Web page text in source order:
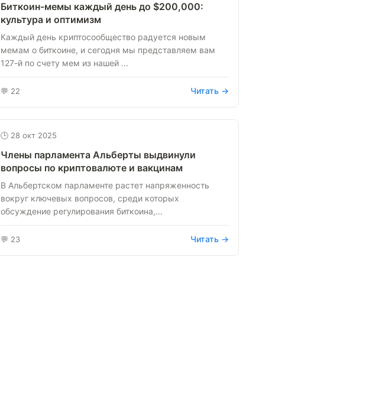
Биткоин-мемы каждый день до $200,000:
культура и оптимизм
Каждый день криптосообщество радуется новым
мемам о биткоине, и сегодня мы представляем вам
127-й по счету мем из нашей ...
💬 22 Читать →
🕒 28 окт 2025
Члены парламента Альберты выдвинули
вопросы по криптовалюте и вакцинам
В Альбертском парламенте растет напряженность
вокруг ключевых вопросов, среди которых
обсуждение регулирования биткоина,...
💬 23 Читать →